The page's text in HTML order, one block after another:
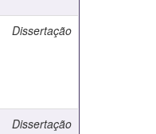
Dissertação
Dissertação